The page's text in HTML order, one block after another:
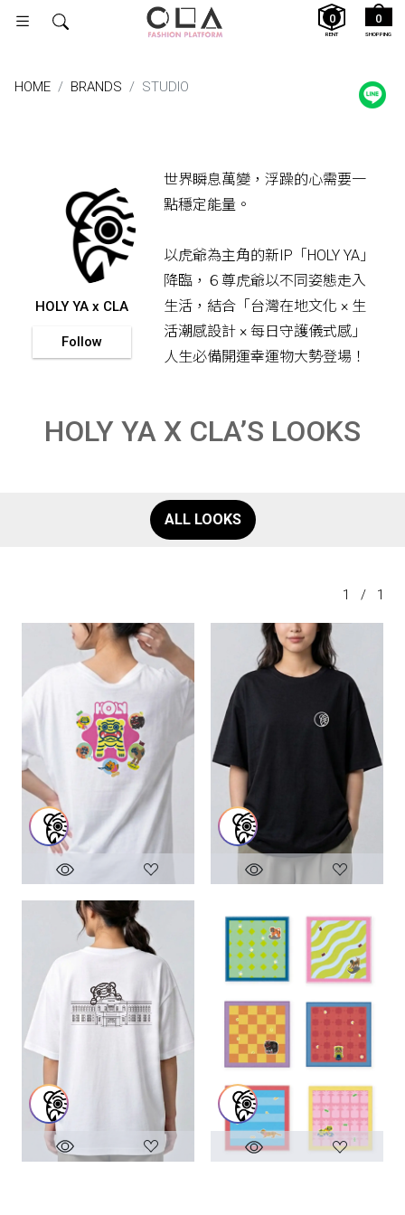
SHOPPING
0
RENT
0
HOME BRANDS STUDIO
HOLY YA x CLA
Follow
世界瞬息萬變，浮躁的心需要一
點穩定能量。
以虎爺為主角的新IP「HOLY YA」
降臨，６尊虎爺以不同姿態走入
生活，結合「台灣在地文化 × 生
活潮感設計 × 每日守護儀式感」
人生必備開運幸運物大勢登場！
HOLY YA X CLA’S LOOKS
ALL LOOKS
1 / 1